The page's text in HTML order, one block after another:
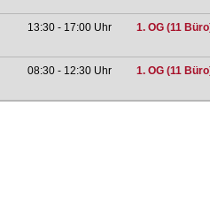
13:30 - 17:00 Uhr 1. OG (11
08:30 - 12:30 Uhr 1. OG (11